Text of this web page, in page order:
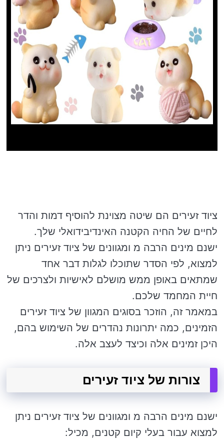
ציוד זעירים הם שיטה מצוינת להוסיף דמות והדר
לחיים של החיה הקטנה האינדיבידואלי שלך.
ישנם מינים הרבה מ ומגוונים של ציוד זעירים ניתן
למצוא, לפי הסדר שתוכלו לגלות דבר אחד
שמתאים באופן ממש מושלם לאישיות ולצרכים של
חיית המחמד שלכם.
במאמר זה, הוזכר בסוגים המגוון של ציוד זעירים
הזמינים, כמה יתרונות נהדרים של השימוש בהם,
היכן זמינים אלה וכיצד לעצב אלה.
צורות של ציוד זעירים
ישנם מינים הרבה מ ומגוונים של ציוד זעירים ניתן
למצוא עבור בעלי קיום קטנים, מכיל: